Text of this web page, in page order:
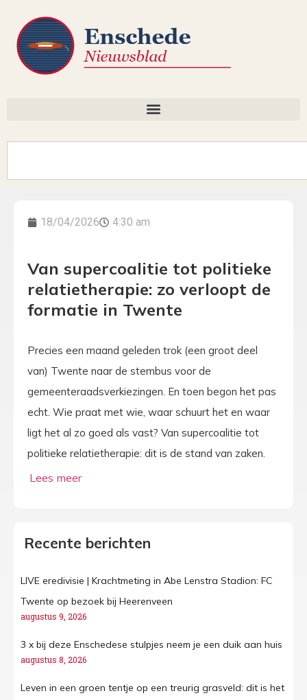
18/04/2026 4:30 am
Van supercoalitie tot politieke
relatietherapie: zo verloopt de
formatie in Twente
Precies een maand geleden trok (een groot deel
van) Twente naar de stembus voor de
gemeenteraadsverkiezingen. En toen begon het pas
echt. Wie praat met wie, waar schuurt het en waar
ligt het al zo goed als vast? Van supercoalitie tot
politieke relatietherapie: dit is de stand van zaken.
Recente berichten
LIVE eredivisie | Krachtmeting in Abe Lenstra Stadion: FC
Twente op bezoek bij Heerenveen
augustus 9, 2026
3 x bij deze Enschedese stulpjes neem je een duik aan huis
augustus 8, 2026
Leven in een groen tentje op een treurig grasveld: dit is het